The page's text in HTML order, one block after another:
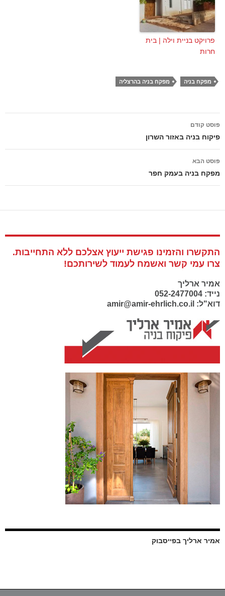
פרויקט בניית וילה | בית
חרות
מפקח בניה מפקח בניה בהרצליה
ניווט
בפוסטים
פוסט קודם
פיקוח בניה באזור השרון
פוסט הבא
מפקח בניה בעמק חפר
התקשרו והזמינו פגישת ייעוץ אצלכם ללא התחייבות.
צרו עמי קשר ואשמח לעמוד לשירותכם!
אמיר ארליך
נייד: 052-2477004
דוא"ל: amir@amir-ehrlich.co.il
אמיר ארליך בפייסבוק